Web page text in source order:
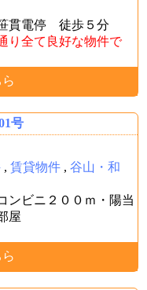
貫電停 徒歩５分
り全て良好な物件で
号
,賃貸物件 ,谷山・和
ンビニ２００ｍ・陽当
屋